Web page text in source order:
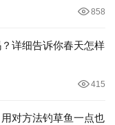
858
详细告诉你春天怎样
415
对方法钓草鱼一点也